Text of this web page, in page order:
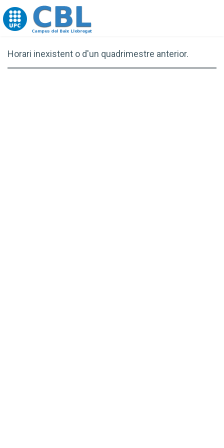
Go to upc.edu
Horari inexistent o d'un quadrimestre anterior.